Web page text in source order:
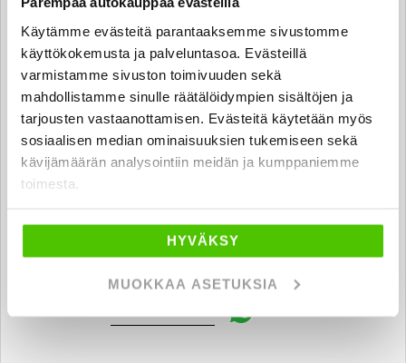
Käytämme evästeitä parantaaksemme sivustomme
käyttökokemusta ja palveluntasoa. Evästeillä
varmistamme sivuston toimivuuden sekä
mahdollistamme sinulle räätälöidympien sisältöjen ja
tarjousten vastaanottamisen. Evästeitä käytetään myös
sosiaalisen median ominaisuuksien tukemiseen sekä
kävijämäärän analysointiin meidän ja kumppaniemme
toimesta.
HYVÄKSY
MUOKKAA ASETUKSIA
Esa Kukkonen
Moottoripyörämyyjä FI | EN
esa.kukkonen@rintajouppi.fi
040 711 9830
Auto- ja moottoripyörämyyjä FI | EN
vilhelmi.tiitu@rintajouppi.fi